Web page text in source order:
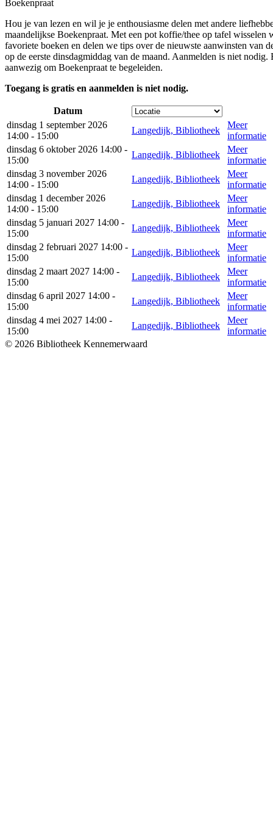
Boekenpraat
Hou je van lezen en wil je je enthousiasme delen met andere
maandelijkse Boekenpraat. Met een pot koffie/thee op tafel wisselen
favoriete boeken en delen we tips over de nieuwste aanwinsten van
op de eerste dinsdagmiddag van de maand. Aanmelden is niet
aanwezig om Boekenpraat te begeleiden.
Toegang is gratis en aanmelden is niet nodig.
Datum
dinsdag 1 september 2026
14:00 - 15:00
Langedijk, Bibliotheek
Meer
informatie
dinsdag 6 oktober 2026 14:00 -
15:00
Langedijk, Bibliotheek
Meer
informatie
dinsdag 3 november 2026
14:00 - 15:00
Langedijk, Bibliotheek
Meer
informatie
dinsdag 1 december 2026
14:00 - 15:00
Langedijk, Bibliotheek
Meer
informatie
dinsdag 5 januari 2027 14:00 -
15:00
Langedijk, Bibliotheek
Meer
informatie
dinsdag 2 februari 2027 14:00 -
15:00
Langedijk, Bibliotheek
Meer
informatie
dinsdag 2 maart 2027 14:00 -
15:00
Langedijk, Bibliotheek
Meer
informatie
dinsdag 6 april 2027 14:00 -
15:00
Langedijk, Bibliotheek
Meer
informatie
dinsdag 4 mei 2027 14:00 -
15:00
Langedijk, Bibliotheek
Meer
informatie
© 2026 Bibliotheek Kennemerwaard